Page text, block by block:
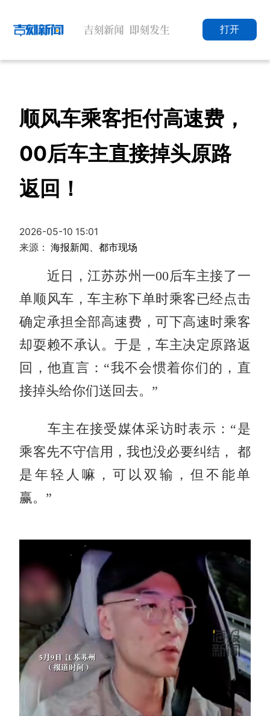
打开
顺风车乘客拒付高速费，
00后车主直接掉头原路
返回！
2026-05-10 15:01
来源：海报新闻、都市现场
近日，江苏苏州一00后车主接了一
单顺风车，车主称下单时乘客已经点击
确定承担全部高速费，可下高速时乘客
却耍赖不承认。于是，车主决定原路返
回，他直言：“我不会惯着你们的，直
接掉头给你们送回去。”
车主在接受媒体采访时表示：“是
乘客先不守信用，我也没必要纠结， 都
是年轻人嘛，可以双输，但不能单
赢。”